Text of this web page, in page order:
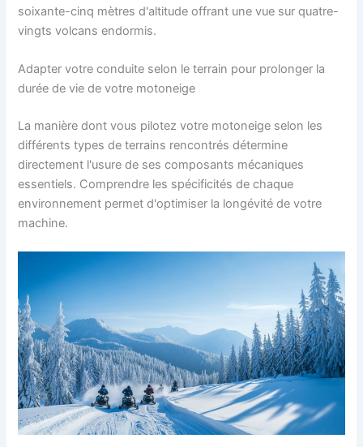
soixante-cinq mètres d'altitude offrant une vue sur quatre-
vingts volcans endormis.
Adapter votre conduite selon le terrain pour prolonger la
durée de vie de votre motoneige
La manière dont vous pilotez votre motoneige selon les
différents types de terrains rencontrés détermine
directement l'usure de ses composants mécaniques
essentiels. Comprendre les spécificités de chaque
environnement permet d'optimiser la longévité de votre
machine.